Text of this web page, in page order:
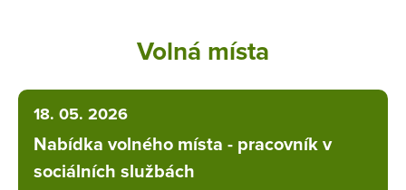
Volná místa
18. 05. 2026
Nabídka volného místa - pracovník v
sociálních službách